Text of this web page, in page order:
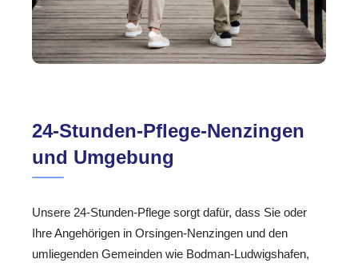
24-Stunden-Pflege-Nenzingen
und Umgebung
Unsere 24-Stunden-Pflege sorgt dafür, dass Sie oder
Ihre Angehörigen in Orsingen-Nenzingen und den
umliegenden Gemeinden wie Bodman-Ludwigshafen,